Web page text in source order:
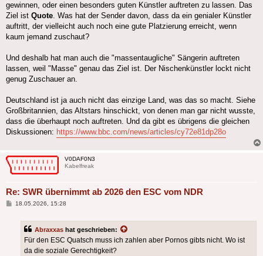
gewinnen, oder einen besonders guten Künstler auftreten zu lassen. Das
Ziel ist Quote. Was hat der Sender davon, dass da ein genialer Künstler
auftritt, der vielleicht auch noch eine gute Platzierung erreicht, wenn
kaum jemand zuschaut?
Und deshalb hat man auch die "massentaugliche" Sängerin auftreten
lassen, weil "Masse" genau das Ziel ist. Der Nischenkünstler lockt nicht
genug Zuschauer an.
Deutschland ist ja auch nicht das einzige Land, was das so macht. Siehe
Großbritannien, das Altstars hinschickt, von denen man gar nicht wusste,
dass die überhaupt noch auftreten. Und da gibt es übrigens die gleichen
Diskussionen: https://www.bbc.com/news/articles/cy72e81dp28o
V0DAF0N3
Kabelfreak
Re: SWR übernimmt ab 2026 den ESC vom NDR
Beitrag
18.05.2026, 15:28
Abraxxas hat geschrieben:
Für den ESC Quatsch muss ich zahlen aber Pornos gibts nicht. Wo ist
da die soziale Gerechtigkeit?